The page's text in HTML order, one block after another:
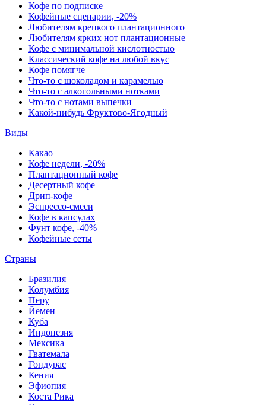
Кофе по подписке
Кофейные сценарии, -20%
Любителям крепкого плантационного
Любителям ярких нот плантационные
Кофе с минимальной кислотностью
Классический кофе на любой вкус
Кофе помягче
Что-то с шоколадом и карамелью
Что-то с алкогольными нотками
Что-то с нотами выпечки
Какой-нибудь Фруктово-Ягодный
Виды
Какао
Кофе недели, -20%
Плантационный кофе
Десертный кофе
Дрип-кофе
Эспрессо-смеси
Кофе в капсулах
Фунт кофе, -40%
Кофейные сеты
Страны
Бразилия
Колумбия
Перу
Йемен
Куба
Индонезия
Мексика
Гватемала
Гондурас
Кения
Эфиопия
Коста Рика